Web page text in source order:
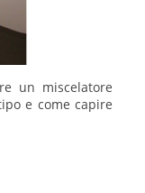
un miscelatore
e come capire